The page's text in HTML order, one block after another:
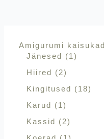
Amigurumi kaisukad
Jänesed
1
Hiired
2
Kingitused
18
Karud
1
Kassid
2